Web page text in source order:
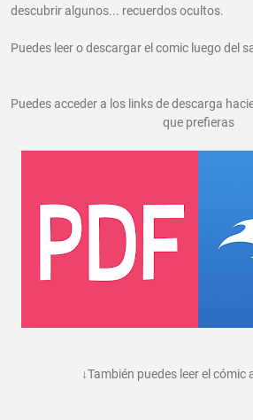
descubrir algunos... recuerdos ocultos.
Puedes leer o descargar el comic luego del
Puedes acceder a los links de descarga
que prefieras
↓También puedes leer el cómic